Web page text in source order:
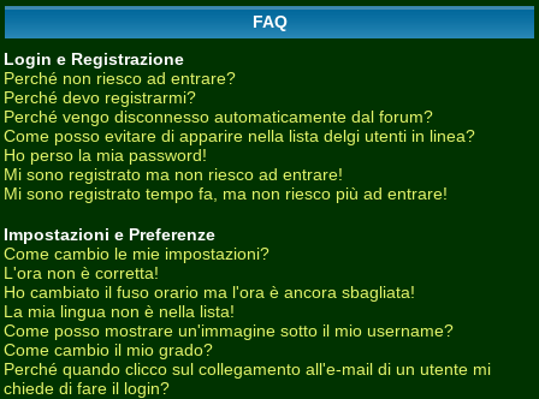
FAQ
Login e Registrazione
Perché non riesco ad entrare?
Perché devo registrarmi?
Perché vengo disconnesso automaticamente dal forum?
Come posso evitare di apparire nella lista delgi utenti in linea?
Ho perso la mia password!
Mi sono registrato ma non riesco ad entrare!
Mi sono registrato tempo fa, ma non riesco più ad entrare!
Impostazioni e Preferenze
Come cambio le mie impostazioni?
L'ora non è corretta!
Ho cambiato il fuso orario ma l'ora è ancora sbagliata!
La mia lingua non è nella lista!
Come posso mostrare un'immagine sotto il mio username?
Come cambio il mio grado?
Perché quando clicco sul collegamento all'e-mail di un utente mi
chiede di fare il login?